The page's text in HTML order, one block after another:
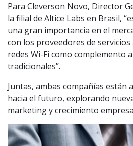
Para Cleverson Novo, Director
la filial de Altice Labs en Brasil,
una gran importancia en el
con los proveedores de
redes Wi-Fi como complemento
tradicionales”.
Juntas, ambas compañías están
hacia el futuro, explorando
marketing y crecimiento